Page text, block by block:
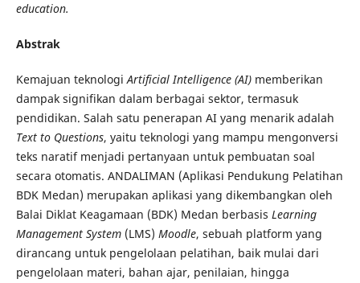
education.
Abstrak
Kemajuan teknologiArtificial Intelligence (AI)memberikan
dampak signifikan dalam berbagai sektor, termasuk
pendidikan. Salah satu penerapan AI yang menarik adalah
Text to Questions, yaitu teknologi yang mampu mengonversi
teks naratif menjadi pertanyaan untuk pembuatan soal
secara otomatis. ANDALIMAN (Aplikasi Pendukung Pelatihan
BDK Medan) merupakan aplikasi yang dikembangkan oleh
Balai Diklat Keagamaan (BDK) Medan berbasis Learning
Management System(LMS) Moodle, sebuah platform yang
dirancang untuk pengelolaan pelatihan, baik mulai dari
pengelolaan materi, bahan ajar, penilaian, hingga